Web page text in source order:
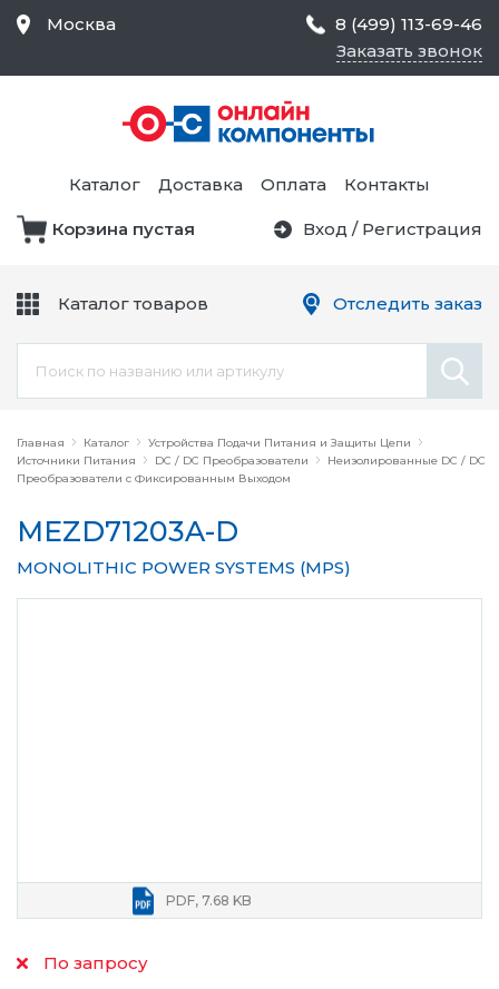
Главная Каталог
Устройства Подачи Питания и Защиты Цепи
Источники Питания
DC / DC Преобразователи
Неизолированные DC / DC
Преобразователи с Фиксированным Выходом
MEZD71203A-D
MONOLITHIC POWER SYSTEMS (MPS)
По запросу
PDF, 7.68 KB
Москва
8 (499) 113-69-46
Заказать звонок
Каталог Доставка Оплата Контакты
Корзина пустая Вход / Регистрация
Каталог товаров
Средства Контроля
Статического
Электричества и
Безопасности,
Товары для Чистых
Цепи
Оборудование
Отследить заказ